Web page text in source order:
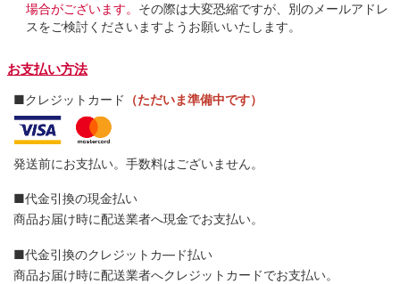
場合がございます。 その際は大変恐縮ですが、別のメールアドレ
スをご検討くださいますようお願いいたします。
お支払い方法
■クレジットカード （ただいま準備中です）
発送前にお支払い。手数料はございません。
■代金引換の現金払い
商品お届け時に配送業者へ現金でお支払い。
■代金引換のクレジットカ―ド払い
商品お届け時に配送業者へクレジットカードでお支払い。